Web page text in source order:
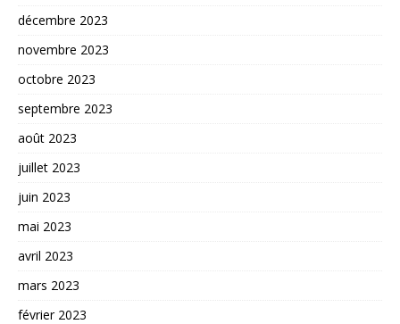
décembre 2023
novembre 2023
octobre 2023
septembre 2023
août 2023
juillet 2023
juin 2023
mai 2023
avril 2023
mars 2023
février 2023